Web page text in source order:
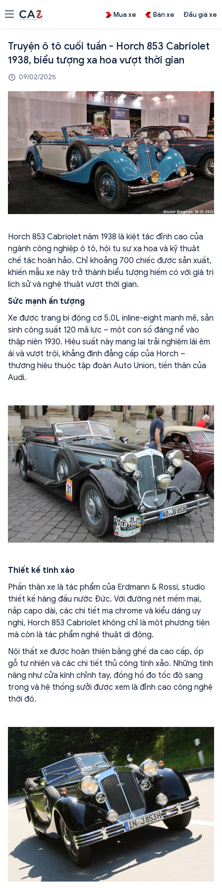
Mua xe Bán xe Đấu giá xe
Truyện ô tô cuối tuần - Horch 853 Cabriolet
1938, biểu tượng xa hoa vượt thời gian
09/02/2025
Horch 853 Cabriolet năm 1938 là kiệt tác đỉnh cao của
ngành công nghiệp ô tô, hội tụ sự xa hoa và kỹ thuật
chế tác hoàn hảo. Chỉ khoảng 700 chiếc được sản xuất,
khiến mẫu xe này trở thành biểu tượng hiếm có với giá trị
lịch sử và nghệ thuật vượt thời gian.
Sức mạnh ấn tượng
Xe được trang bị động cơ 5.0L inline-eight mạnh mẽ, sản
sinh công suất 120 mã lực – một con số đáng nể vào
thập niên 1930. Hiệu suất này mang lại trải nghiệm lái êm
ái và vượt trội, khẳng định đẳng cấp của Horch –
thương hiệu thuộc tập đoàn Auto Union, tiền thân của
Audi.
Thiết kế tinh xảo
Phần thân xe là tác phẩm của Erdmann & Rossi, studio
thiết kế hàng đầu nước Đức. Với đường nét mềm mại,
nắp capo dài, các chi tiết mạ chrome và kiểu dáng uy
nghi, Horch 853 Cabriolet không chỉ là một phương tiện
mà còn là tác phẩm nghệ thuật di động.
Nội thất xe được hoàn thiện bằng ghế da cao cấp, ốp
gỗ tự nhiên và các chi tiết thủ công tinh xảo. Những tính
năng như cửa kính chỉnh tay, đồng hồ đo tốc độ sang
trọng và hệ thống sưởi được xem là đỉnh cao công nghệ
thời đó.